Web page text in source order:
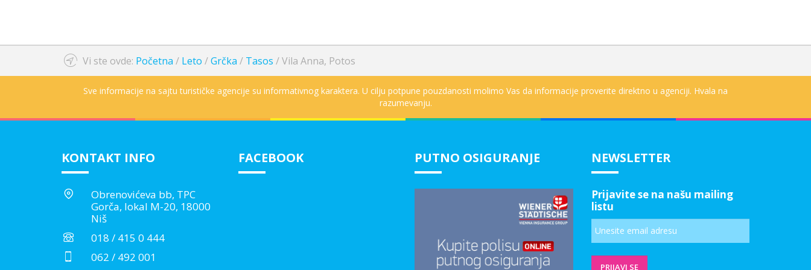
Vi ste ovde: Početna / Leto /Grčka / Tasos /Vila Anna, Potos
Sve informacije na sajtu turističke agencije su informativnog karaktera. U cilju potpune pouzdanosti molimo Vas da informacije proverite direktno u agenciji. Hvala na
razumevanju.
KONTAKT INFO
Obrenovićeva bb, TPC
Gorča, lokal M-20, 18000
Niš
018 / 415 0 444
062 / 492 001
FACEBOOK PUTNO OSIGURANJE NEWSLETTER
Prijavite se na našu mailing
listu